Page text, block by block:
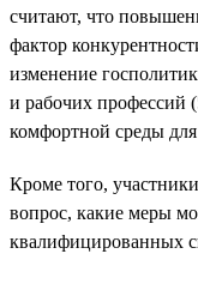
считают, что
фактор
изменение
и рабочих профессий
комфортной среды
Кроме того,
вопрос, какие меры
квалифицированных